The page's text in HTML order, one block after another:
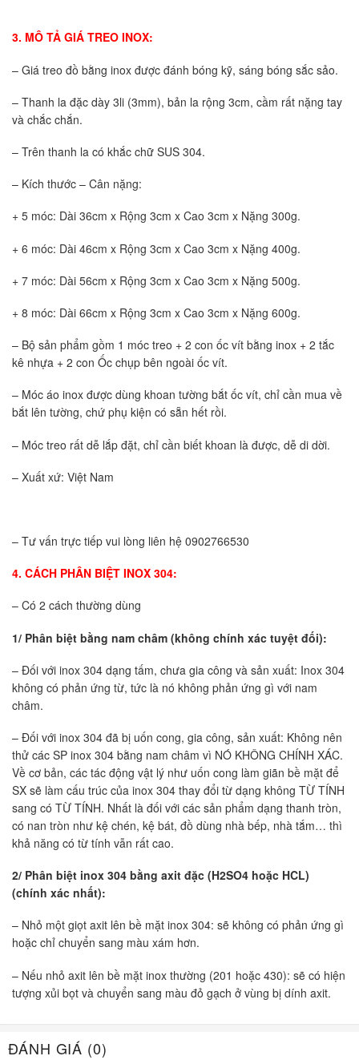
3. MÔ TẢ GIÁ TREO INOX:
– Giá treo đồ bằng inox được đánh bóng kỹ, sáng bóng sắc sảo.
– Thanh la đặc dày 3li (3mm), bản la rộng 3cm, cầm rất nặng tay
và chắc chắn.
– Trên thanh la có khắc chữ SUS 304.
– Kích thước – Cân nặng:
+ 5 móc: Dài 36cm x Rộng 3cm x Cao 3cm x Nặng 300g.
+ 6 móc: Dài 46cm x Rộng 3cm x Cao 3cm x Nặng 400g.
+ 7 móc: Dài 56cm x Rộng 3cm x Cao 3cm x Nặng 500g.
+ 8 móc: Dài 66cm x Rộng 3cm x Cao 3cm x Nặng 600g.
– Bộ sản phẩm gồm 1 móc treo + 2 con ốc vít bằng inox + 2 tắc
kê nhựa + 2 con Ốc chụp bên ngoài ốc vít.
– Móc áo inox được dùng khoan tường bắt ốc vít, chỉ cần mua về
bắt lên tường, chứ phụ kiện có sẵn hết rồi.
– Móc treo rất dễ lắp đặt, chỉ cần biết khoan là được, dễ di dời.
– Xuất xứ: Việt Nam
– Tư vấn trực tiếp vui lòng liên hệ 0902766530
4. CÁCH PHÂN BIỆT INOX 304:
– Có 2 cách thường dùng
1/ Phân biệt bằng nam châm (không chính xác tuyệt đối):
– Đối với inox 304 dạng tấm, chưa gia công và sản xuất: Inox 304
không có phản ứng từ, tức là nó không phản ứng gì với nam
châm.
– Đối với inox 304 đã bị uốn cong, gia công, sản xuất: Không nên
thử các SP inox 304 bằng nam châm vì NÓ KHÔNG CHÍNH XÁC.
Về cơ bản, các tác động vật lý như uốn cong làm giãn bề mặt để
SX sẽ làm cấu trúc của inox 304 thay đổi từ dạng không TỪ TÍNH
sang có TỪ TÍNH. Nhất là đối với các sản phẩm dạng thanh tròn,
có nan tròn như kệ chén, kệ bát, đồ dùng nhà bếp, nhà tắm… thì
khả năng có từ tính vẫn rất cao.
2/ Phân biệt inox 304 bằng axit đặc (H2SO4 hoặc HCL)
(chính xác nhất):
– Nhỏ một giọt axit lên bề mặt inox 304: sẽ không có phản ứng gì
hoặc chỉ chuyển sang màu xám hơn.
– Nếu nhỏ axit lên bề mặt inox thường (201 hoặc 430): sẽ có hiện
tượng xủi bọt và chuyển sang màu đỏ gạch ở vùng bị dính axit.
ĐÁNH GIÁ (0)